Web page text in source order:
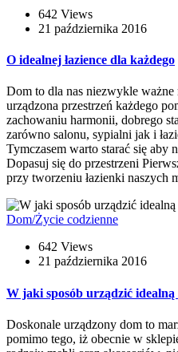
642 Views
21 października 2016
O idealnej łazience dla każdego
Dom to dla nas niezwykle
urządzona przestrzeń każdego
zachowaniu harmonii, dobrego
zarówno salonu, sypialni jak i
Tymczasem warto starać się aby
Dopasuj się do przestrzeni
przy tworzeniu łazienki naszych
Dom/Życie codzienne
642 Views
21 października 2016
W jaki sposób urządzić idealną
Doskonale urządzony dom to
pomimo tego, iż obecnie w